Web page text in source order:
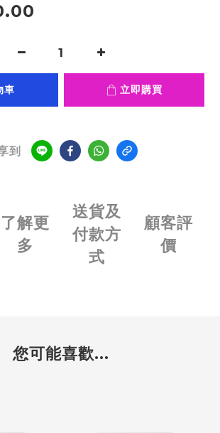
車 立即購買
到
了解更
多
送貨及
付款方
式
顧客評
價
您可能喜歡...